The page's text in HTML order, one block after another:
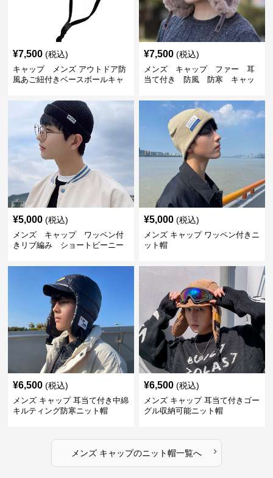
¥7,500 (税込)
キャップ メンズ アウトドア防
風あご紐付きベースボールキャ
¥7,500 (税込)
メンズ キャップ ファー 耳
当て付き 防風 防寒 キャッ
¥5,000 (税込)
メンズ キャップ ワッペン付
きリブ編み ショートビーニー
¥5,000 (税込)
メンズ キャップ ワッペン付きニ
ット帽
¥6,500 (税込)
メンズ キャップ 耳当て付き中綿
キルティング防寒ニット帽
¥6,500 (税込)
メンズ キャップ 耳当て付きゴー
グル収納可能ニット帽
メンズ キャップのニット帽一覧へ ›